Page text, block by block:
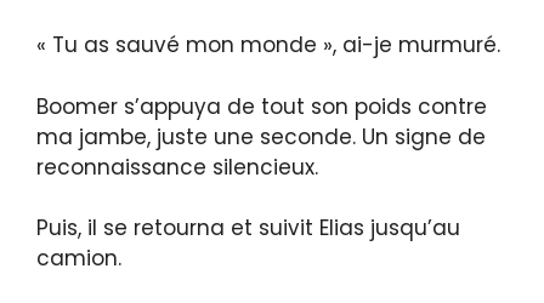
« Tu as sauvé mon monde », ai-je murmuré.
Boomer s’appuya de tout son poids contre
ma jambe, juste une seconde. Un signe de
reconnaissance silencieux.
Puis, il se retourna et suivit Elias jusqu’au
camion.